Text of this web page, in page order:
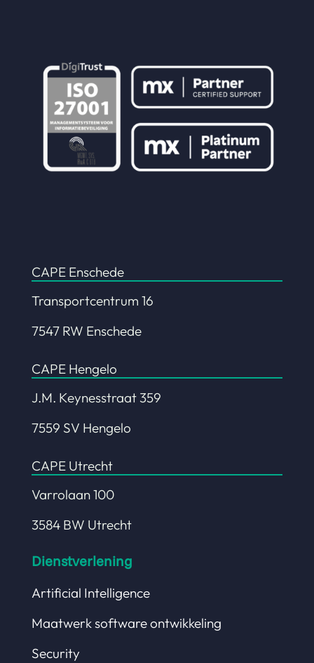
CAPE Enschede
Transportcentrum 16
7547 RW Enschede
CAPE Hengelo
J.M. Keynesstraat 359
7559 SV Hengelo
CAPE Utrecht
Varrolaan 100
3584 BW Utrecht
Dienstverlening
Artificial Intelligence
Maatwerk software ontwikkeling
Security